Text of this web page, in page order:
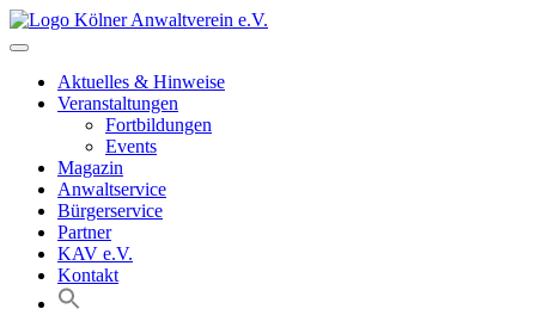
Skip
to
Aktuelles & Hinweise
Veranstaltungen
Fortbildungen
Events
Magazin
Anwaltservice
Bürgerservice
Partner
KAV e.V.
Kontakt